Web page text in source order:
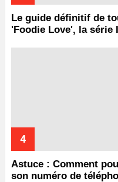
Le guide définitif de
'Foodie Love', la série
Astuce : Comment
son numéro de